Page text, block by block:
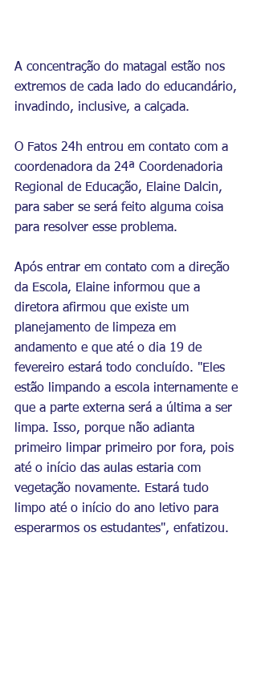
A concentração do matagal estão nos
extremos de cada lado do educandário,
invadindo, inclusive, a calçada.
O Fatos 24h entrou em contato com a
coordenadora da 24ª Coordenadoria
Regional de Educação, Elaine Dalcin,
para saber se será feito alguma coisa
para resolver esse problema.
Após entrar em contato com a direção
da Escola, Elaine informou que a
diretora afirmou que existe um
planejamento de limpeza em
andamento e que até o dia 19 de
fevereiro estará todo concluído. "Eles
estão limpando a escola internamente e
que a parte externa será a última a ser
limpa. Isso, porque não adianta
primeiro limpar primeiro por fora, pois
até o início das aulas estaria com
vegetação novamente. Estará tudo
limpo até o início do ano letivo para
esperarmos os estudantes", enfatizou.